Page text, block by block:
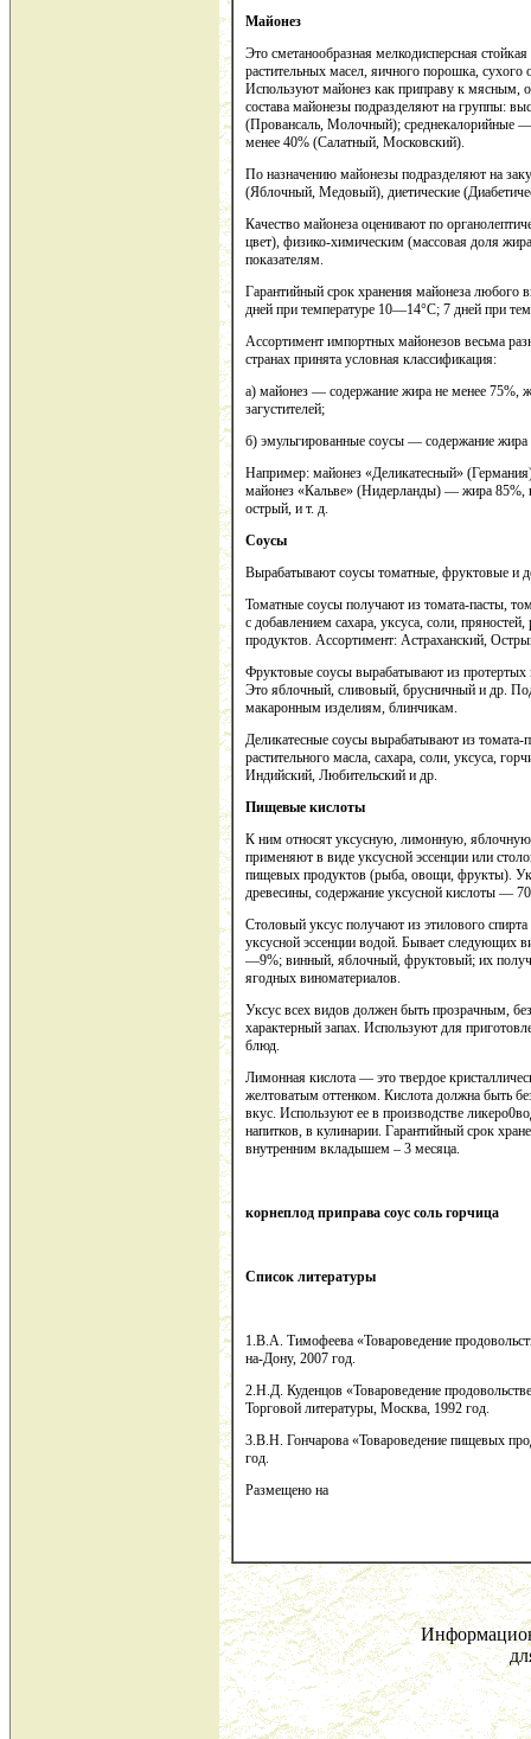
Майонез
Это сметанообразная мелкодисперсная
растительных масел, яичного порошка,
Используют майонез как приправу к
состава майонезы подразделяют на группы:
(Провансаль, Молочный);
менее 40% (Салатный, Московский).
По назначению майонезы подразделяют на
(Яблочный, Медовый), диетические
Качество майонеза оценивают по
цвет), физико-химическим (массовая доля
показателям.
Гарантийный срок хранения майонеза любого
дней при температуре 10—14°С; 7 дней при
Ассортимент импортных майонезов весьма
странах принята условная классификация:
а) майонез — содержание жира не менее 75%,
загустителей;
б) эмульгированные соусы — содержание жира
Например: майонез «Деликатесный»
майонез «Кальве» (Нидерланды) — жира 85%,
острый, и т. д.
Соусы
Вырабатывают соусы томатные, фруктовые и
Томатные соусы получают из томата-пасты,
с добавлением сахара, уксуса, соли,
продуктов. Ассортимент: Астраханский,
Фруктовые соусы вырабатывают из протертых
Это яблочный, сливовый, брусничный и др.
макаронным изделиям, блинчикам.
Деликатесные соусы вырабатывают из
растительного масла, сахара, соли, уксуса,
Индийский, Любительский и др.
Пищевые кислоты
К ним относят уксусную, лимонную,
применяют в виде уксусной эссенции или
пищевых продуктов (рыба, овощи, фрукты).
древесины, содержание уксусной кислоты —
Столовый уксус получают из этилового
уксусной эссенции водой. Бывает следующих
—9%; винный, яблочный, фруктовый; их
ягодных виноматериалов.
Уксус всех видов должен быть прозрачным,
характерный запах. Используют для
блюд.
Лимонная кислота — это твердое
желтоватым оттенком. Кислота должна быть
вкус. Используют ее в производстве
напитков, в кулинарии. Гарантийный срок
внутренним вкладышем – 3 месяца.
корнеплод приправа соус соль горчица
Список литературы
1.В.А. Тимофеева «Товароведение
на-Дону, 2007 год.
2.Н.Д. Куденцов «Товароведение
Торговой литературы, Москва, 1992 год.
3.В.Н. Гончарова «Товароведение пищевых
год.
Размещено на